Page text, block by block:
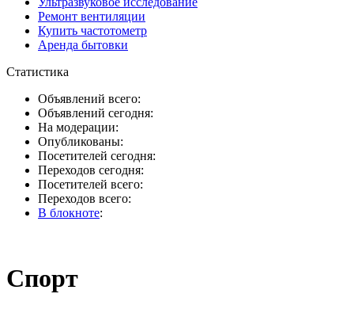
Ремонт вентиляции
Купить частотометр
Аренда бытовки
Статистика
Объявлений всего:
Объявлений сегодня:
На модерации:
Опубликованы:
Посетителей сегодня:
Переходов сегодня:
Посетителей всего:
Переходов всего:
В блокноте:
Спорт